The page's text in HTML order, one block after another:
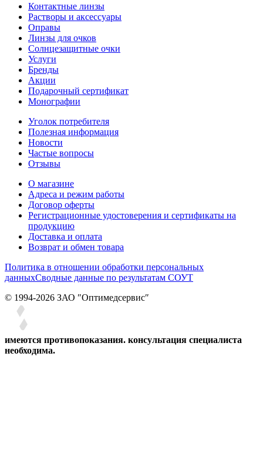
Контактные линзы
Растворы и аксессуары
Оправы
Линзы для очков
Солнцезащитные очки
Услуги
Бренды
Акции
Подарочный сертификат
Монографии
Уголок потребителя
Полезная информация
Новости
Частые вопросы
Отзывы
О магазине
Адреса и режим работы
Договор оферты
Регистрационные удостоверения и сертификаты на
продукцию
Доставка и оплата
Возврат и обмен товара
Политика в отношении обработки персональных
данныхСводные данные по результатам СОУТ
© 1994-2026 ЗАО ″Оптимедсервис″
имеются противопоказания. консультация специалиста
необходима.